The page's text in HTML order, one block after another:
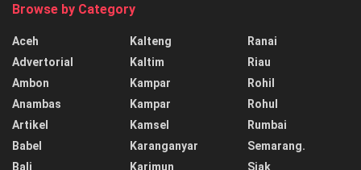
Browse by Category
Aceh
Advertorial
Ambon
Anambas
Artikel
Babel
Bali
Kalteng
Kaltim
Kampar
Kampar
Kamsel
Karanganyar
Karimun
Ranai
Riau
Rohil
Rohul
Rumbai
Semarang.
Siak